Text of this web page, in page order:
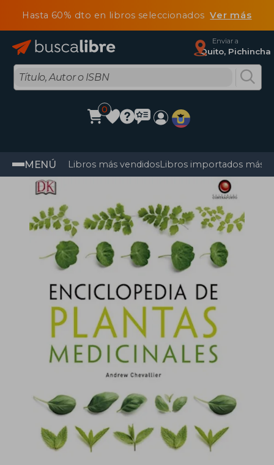
Hasta 60% dto en libros seleccionadosVer más
Enviar a
Quito, Pichincha
0
MENÚ Libros más vendidosLibros importados más